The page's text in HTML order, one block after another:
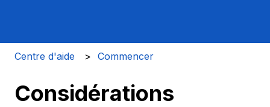
Centre d'aide Commencer
Considérations